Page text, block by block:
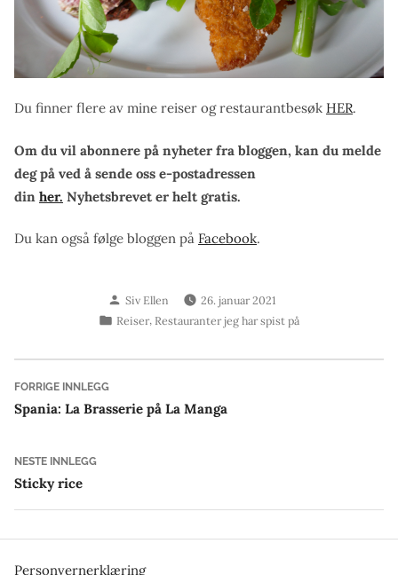
Du finner flere av mine reiser og restaurantbesøk HER.
Om du vil abonnere på nyheter fra bloggen, kan du melde
deg på ved å sende oss e-postadressen
din her. Nyhetsbrevet er helt gratis.
Du kan også følge bloggen på Facebook.
Skrevet
av
Siv Ellen
26. januar 2021
Publisert
Reiser, Restauranter jeg har spist på
Innleggsnavigasjon
FORRIGE INNLEGGForrige
innlegg:
Spania: La Brasserie på La Manga
NESTE INNLEGGNeste
Sticky rice
Personvernerklæring